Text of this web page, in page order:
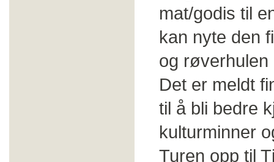
mat/godis til
kan nyte den
og
Det er meldt
til å bli bedre
kulturminner
Turen opp til